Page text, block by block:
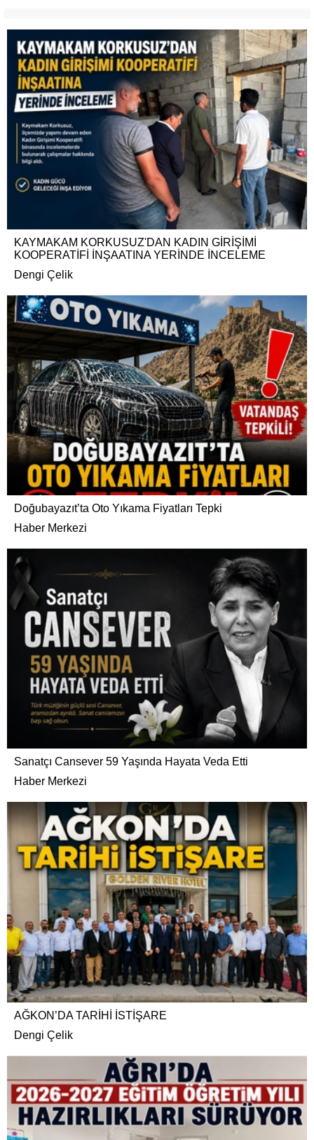
KAYMAKAM KORKUSUZ'DAN KADIN GİRİŞİMİ
KOOPERATİFİ İNŞAATINA YERİNDE İNCELEME
Dengi Çelik
Doğubayazıt’ta Oto Yıkama Fiyatları Tepki
Haber Merkezi
Sanatçı Cansever 59 Yaşında Hayata Veda Etti
Haber Merkezi
AĞKON’DA TARİHİ İSTİŞARE
Dengi Çelik